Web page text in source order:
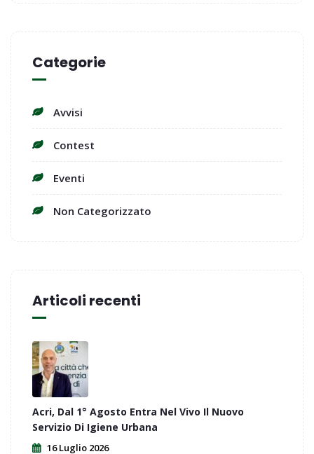
Categorie
Avvisi
Contest
Eventi
Non Categorizzato
Articoli recenti
Acri, Dal 1° Agosto Entra Nel Vivo Il Nuovo
Servizio Di Igiene Urbana
16 Luglio 2026